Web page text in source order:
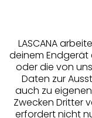
Services
LASCANA
deinem
oder die von
Daten zur
auch zu
Zwecken Dritter
erfordert nicht